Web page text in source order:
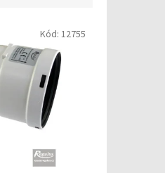
Kód: 12755